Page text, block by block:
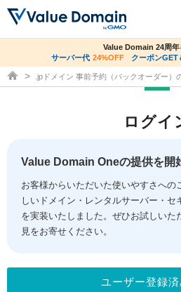
ドメイントップ
ドメイン移管
ドメイン価格一覧
ドメイン一括検索
.jpドメインオークション
コアサーバー
バリューサーバー
XREA
セキュリティトップ
Value Domain ネットde診断
SSL証明書
サービストップ
お得意様割引
co.jpドメイン✕コアサーバーV2ビ
サーバー料金1年間無
Value Domain 24周年
サーバー代 24%OFF クーポンGET
ドメイン取得ならバリュードメイン
.jpドメイン 事前予約（バックオーダー）
ログイ
Value Domain Oneの提供を開
お客様からいただいた使いやすさへの
しいドメイン・レンタルサーバー・セ
を実装いたしました。ぜひお試しいた
見をお寄せください。
ユーザー登録